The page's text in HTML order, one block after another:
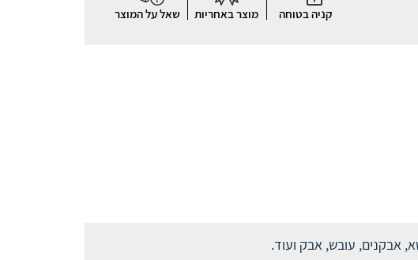
קניה בטוחה מוצר באחריות שאל על המוצר
אבקנים, עובש, אבק ועוד.